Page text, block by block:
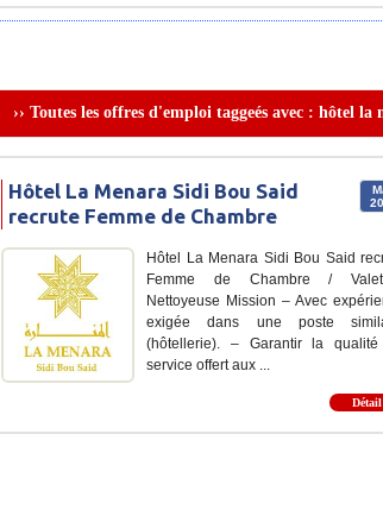
›› Toutes les offres d'emploi taggeés avec : hôtel
Hôtel La Menara Sidi Bou Said
recrute Femme de Chambre
Hôtel La Menara Sidi Bou Said
Femme de Chambre /
Nettoyeuse Mission – Avec
exigée dans une poste
(hôtellerie). – Garantir la
service offert aux ...
Détail